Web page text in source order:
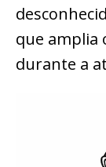
que amplia
durante a